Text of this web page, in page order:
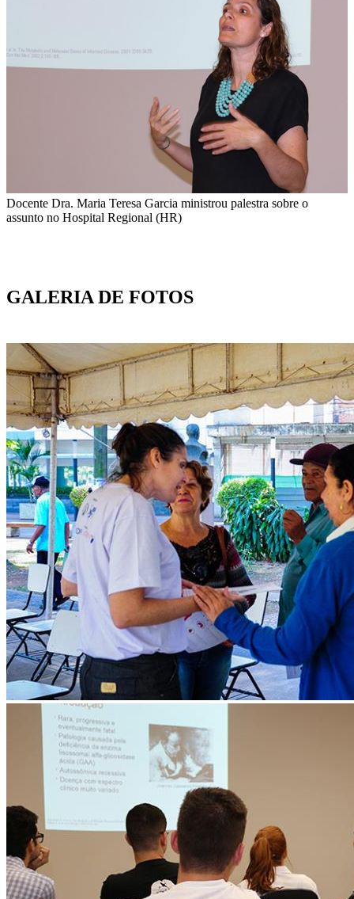
Docente Dra. Maria Teresa Garcia ministrou palestra sobre o
assunto no Hospital Regional (HR)
GALERIA DE FOTOS